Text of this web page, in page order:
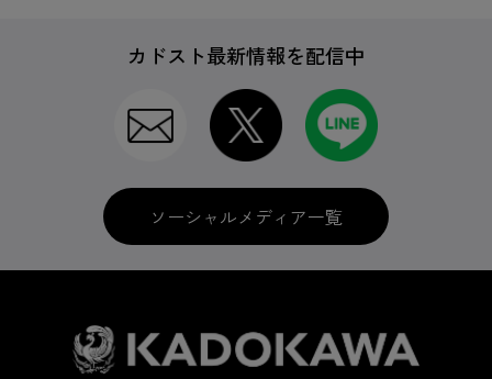
カドスト最新情報を配信中
ソーシャルメディア一覧